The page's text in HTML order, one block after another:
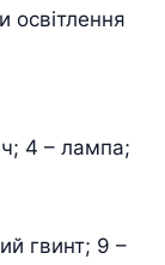
4 – лампа;
гвинт; 9 –